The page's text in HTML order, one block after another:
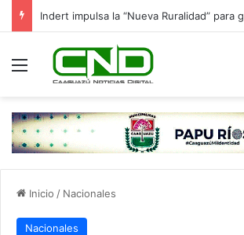
Menú
Inicio / Nacionales
Nacionales